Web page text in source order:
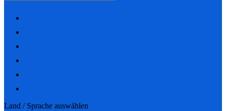
Land / Sprache auswählen